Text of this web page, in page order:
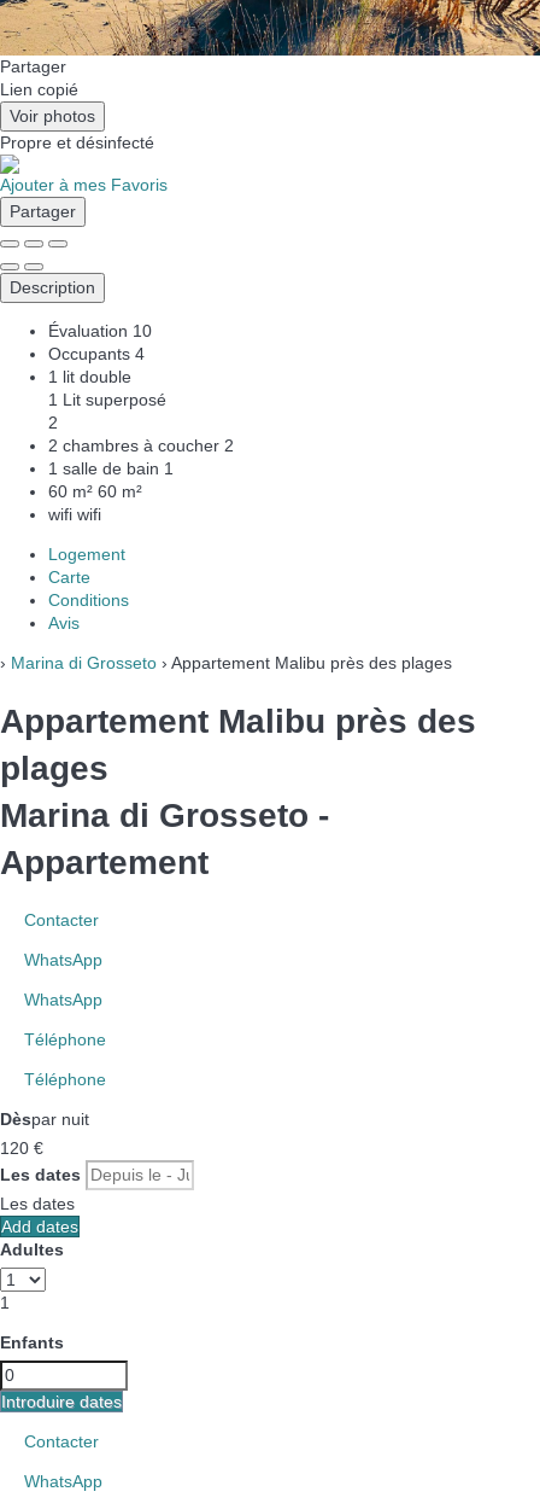
Partager
Lien copié
Voir photos
Propre et désinfecté
Ajouter à mes Favoris
Partager
Description
Évaluation 10
Occupants 4
1 lit double
1 Lit superposé
2
2 chambres à coucher 2
1 salle de bain 1
60 m² 60 m²
wifi wifi
Logement
Carte
Conditions
Avis
› Marina di Grosseto › Appartement Malibu près des plages
Appartement Malibu près des
plages
Marina di Grosseto -
Appartement
Contacter
WhatsApp
WhatsApp
Téléphone
Téléphone
Dèspar nuit
120 €
Les dates
Les dates
Add dates
Adultes
1
Enfants
Introduire dates
Contacter
WhatsApp